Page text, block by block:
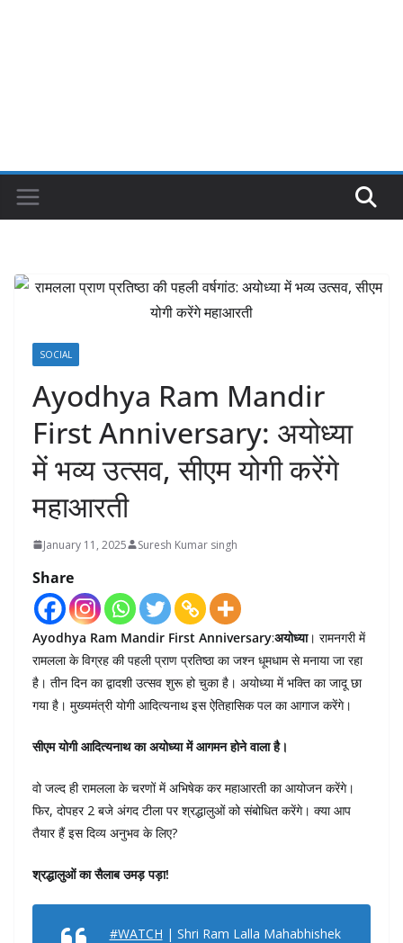
SOCIAL
Ayodhya Ram Mandir
First Anniversary: अयोध्या
में भव्य उत्सव, सीएम योगी करेंगे
महाआरती
January 11, 2025 Suresh Kumar singh
Share
Ayodhya Ram Mandir First Anniversary:अयोध्या। रामनगरी में
रामलला के विग्रह की पहली प्राण प्रतिष्ठा का जश्न धूमधाम से मनाया जा रहा
है। तीन दिन का द्वादशी उत्सव शुरू हो चुका है। अयोध्या में भक्ति का जादू छा
गया है। मुख्यमंत्री योगी आदित्यनाथ इस ऐतिहासिक पल का आगाज करेंगे।
सीएम योगी आदित्यनाथ का अयोध्या में आगमन होने वाला है।
वो जल्द ही रामलला के चरणों में अभिषेक कर महाआरती का आयोजन करेंगे।
फिर, दोपहर 2 बजे अंगद टीला पर श्रद्धालुओं को संबोधित करेंगे। क्या आप
तैयार हैं इस दिव्य अनुभव के लिए?
श्रद्धालुओं का सैलाब उमड़ पड़ा!
#WATCH | Shri Ram Lalla Mahabhishek